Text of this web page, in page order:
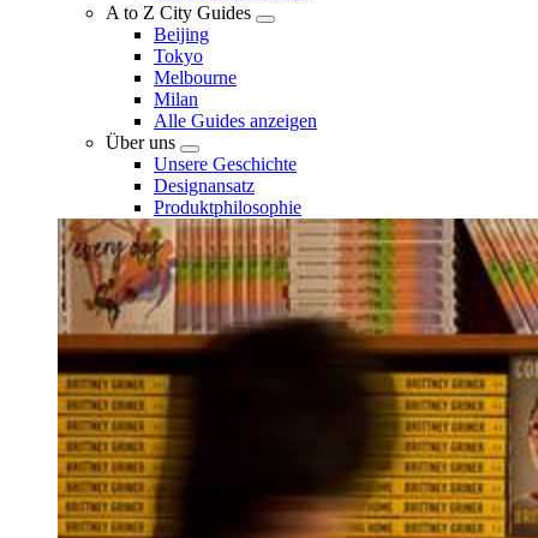
A to Z City Guides
Beijing
Tokyo
Melbourne
Milan
Alle Guides anzeigen
Über uns
Unsere Geschichte
Designansatz
Produktphilosophie